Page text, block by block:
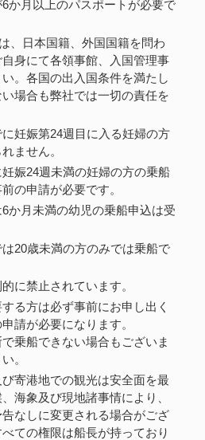
か月以上のパスポートが必要で
、日本国籍、外国国籍を問わ
身にて各領事館、入国管理事
。各国の出入国条件を満たし
場合も弊社では一切の責任を
妊娠第24週目に入る妊婦の方
ません。
娠24週未満の妊婦の方の乗船
の申請が必要です。
か月未満の幼児の乗船申込は受
20歳未満の方のみでは乗船で
に禁止されています。
る方は必ず事前にお申し出く
請が必要になります。
乗船できない場合もございま
。
寄港地での観光は安全面を最
海象及び現地諸事情により、
なしに変更される場合がござ
ての権限は船長が持っており